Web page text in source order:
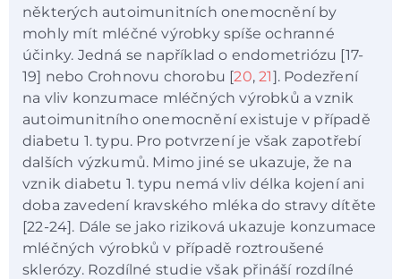
některých autoimunitních onemocnění by
mohly mít mléčné výrobky spíše ochranné
účinky. Jedná se například o endometriózu [17-
19] nebo Crohnovu chorobu [20,21]. Podezření
na vliv konzumace mléčných výrobků a vznik
autoimunitního onemocnění existuje v případě
diabetu 1. typu. Pro potvrzení je však zapotřebí
dalších výzkumů. Mimo jiné se ukazuje, že na
vznik diabetu 1. typu nemá vliv délka kojení ani
doba zavedení kravského mléka do stravy dítěte
[22-24]. Dále se jako riziková ukazuje konzumace
mléčných výrobků v případě roztroušené
sklerózy. Rozdílné studie však přináší rozdílné